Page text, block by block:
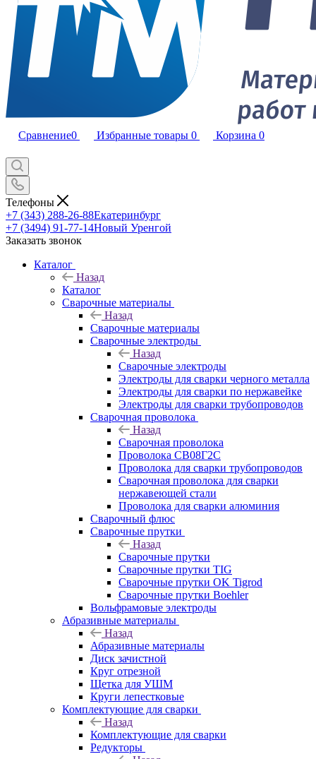
Сравнение0 Избранные товары 0 Корзина 0
Телефоны
+7 (343) 288-26-88Екатеринбург
+7 (3494) 91-77-14Новый Уренгой
Заказать звонок
Каталог
Назад
Каталог
Сварочные материалы
Назад
Сварочные материалы
Сварочные электроды
Назад
Сварочные электроды
Электроды для сварки черного металла
Электроды для сварки по нержавейке
Электроды для сварки трубопроводов
Сварочная проволока
Назад
Сварочная проволока
Проволока СВ08Г2С
Проволока для сварки трубопроводов
Сварочная проволока для сварки
нержавеющей стали
Проволока для сварки алюминия
Сварочный флюс
Сварочные прутки
Назад
Сварочные прутки
Сварочные прутки TIG
Сварочные прутки OK Tigrod
Сварочные прутки Boehler
Вольфрамовые электроды
Абразивные материалы
Назад
Абразивные материалы
Диск зачистной
Круг отрезной
Щетка для УШМ
Круги лепестковые
Комплектующие для сварки
Назад
Комплектующие для сварки
Редукторы